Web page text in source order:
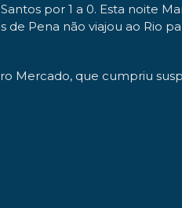
por 1 a 0. Esta noite
Pena não viajou ao Rio
Mercado, que cumpriu